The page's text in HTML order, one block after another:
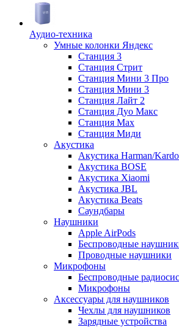
Аудио-техника
Умные колонки Яндекс
Станция 3
Станция Стрит
Станция Мини 3 Про
Станция Мини 3
Станция Лайт 2
Станция Дуо Макс
Станция Max
Станция Миди
Акустика
Акустика Harman/
Акустика BOSE
Акустика Xiaomi
Акустика JBL
Акустика Beats
Саундбары
Наушники
Apple AirPods
Беспроводные
Проводные наушники
Микрофоны
Беспроводные
Микрофоны
Аксессуары для наушников
Чехлы для наушников
Зарядные устройства